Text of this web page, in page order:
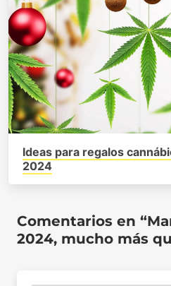
Ideas para regalos
2024
Comentarios en
2024, mucho más